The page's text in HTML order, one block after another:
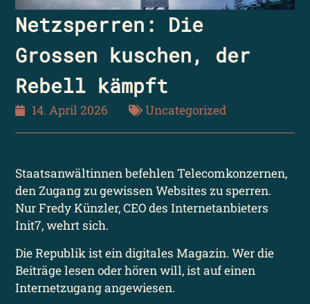
Netzsperren: Die
Grossen kuschen, der
Rebell kämpft
14. April 2026 Uncategorized
Staats­anwältinnen befehlen Telecom­konzernen,
den Zugang zu gewissen Websites zu sperren.
Nur Fredy Künzler, CEO des Internet­anbieters
Init7, wehrt sich.
Die Republik ist ein digitales Magazin. Wer die
Beiträge lesen oder hören will, ist auf einen
Internet­zugang angewiesen.